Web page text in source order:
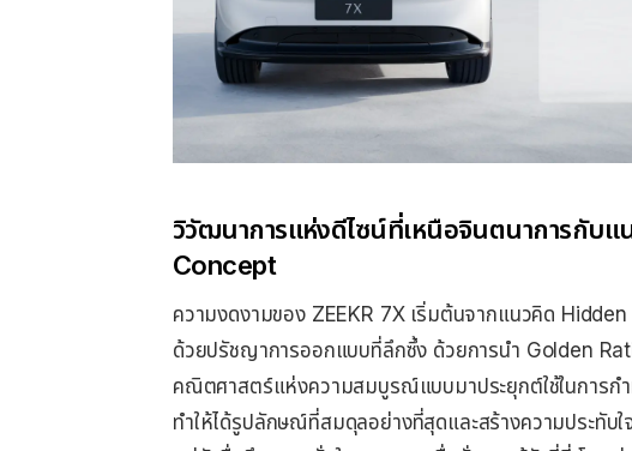
วิวัฒนาการแห่งดีไซน์ที่เหนือจินตนาการกับ
Concept
ความงดงามของ ZEEKR 7X เริ่มต้นจากแนวคิด
ด้วยปรัชญาการออกแบบที่ลึกซึ้ง ด้วยการนำ Golden
คณิตศาสตร์แห่งความสมบูรณ์แบบมาประยุกต์ใช้ในการก
ทำให้ได้รูปลักษณ์ที่สมดุลอย่างที่สุดและสร้างความประทับ